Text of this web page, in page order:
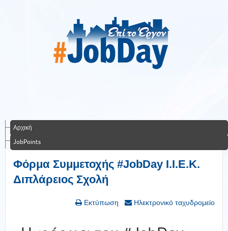
Αρχική
JobPoints
Φόρμα Συμμετοχής #JobDay Ι.Ι.Ε.Κ.
Διπλάρειος Σχολή
Εκτύπωση Ηλεκτρονικό ταχυδρομείο